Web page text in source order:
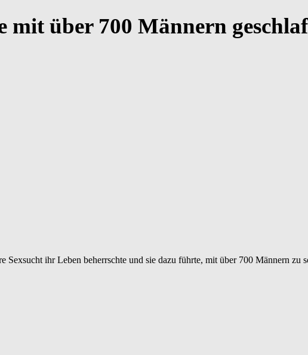
mit über 700 Männern
ihr Leben beherrschte und sie dazu führte, mit über 700 Männern zu